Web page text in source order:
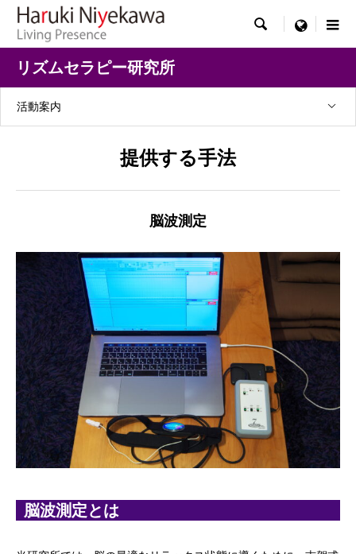
 menu
リズムセラピー研究所
活動案内
提供する手法
脳波測定
脳波測定とは